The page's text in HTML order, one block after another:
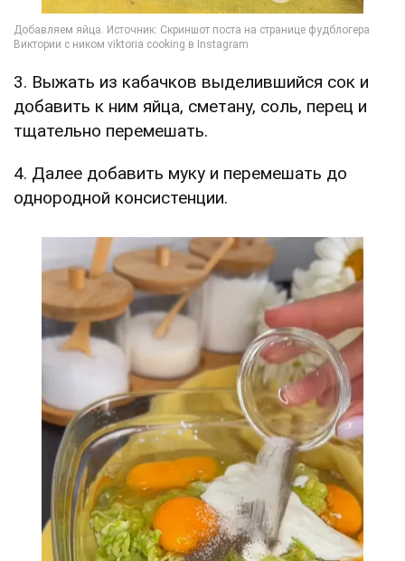
3. Выжать из кабачков выделившийся сок и
добавить к ним яйца, сметану, соль, перец и
тщательно перемешать.
4. Далее добавить муку и перемешать до
однородной консистенции.